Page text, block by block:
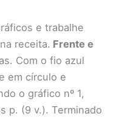
e trabalhe
receita. Frente e
Com o fio azul
em círculo e
o gráfico nº 1,
p. (9 v.). Terminado